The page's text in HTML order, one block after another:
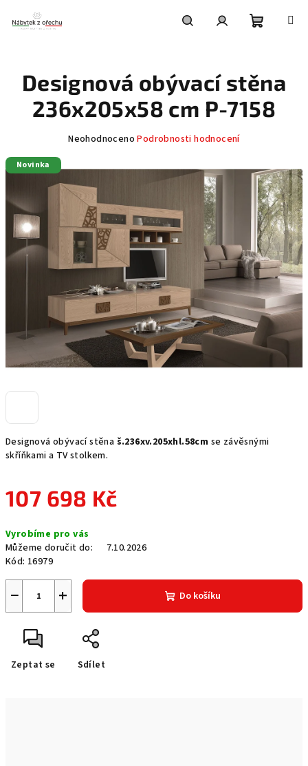
obsah
košík
Designová obývací stěna š.236xv.205xhl.58cm se závěsnými
skříňkami a TV stolkem.
107 698 Kč
cena:
Vyrobíme pro vás
Můžeme doručit do:
7.10.2026
Kód: 16979
+
− Do košíku
Zeptat se Sdílet
Designová obývací stěna
236x205x58 cm P-7158
Průměrné
produktu
0,0
hvězdiček.
Neohodnoceno Podrobnosti hodnocení
Novinka